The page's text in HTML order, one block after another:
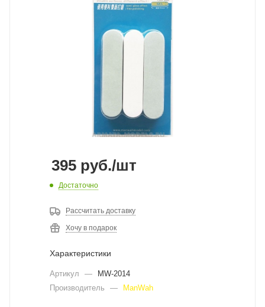
395 руб./шт
Достаточно
Рассчитать доставку
Хочу в подарок
Характеристики
Артикул —
MW-2014
Производитель
— ManWah